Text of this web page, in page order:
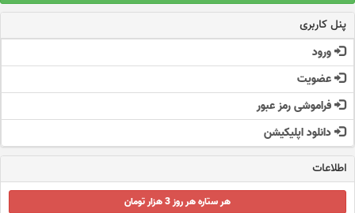
پنل کاربری
ورود
عضویت
فراموشی رمز عبور
دانلود اپلیکیشن
اطلاعات
هر ستاره هر روز 3 هزار تومان